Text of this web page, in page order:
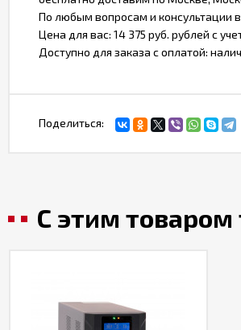
По любым вопросам и консультации
Цена для вас: 14 375 руб. рублей с
Доступно для заказа с оплатой:
Поделиться:
С этим